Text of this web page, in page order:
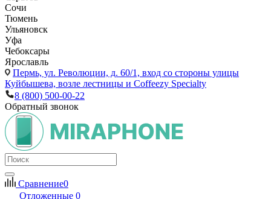
Сочи
Тюмень
Ульяновск
Уфа
Чебоксары
Ярославль
Пермь, ул. Революции, д. 60/1, вход со стороны улицы
Куйбышева, возле лестницы и Coffeezy Specialty
8 (800) 500-00-22
Обратный звонок
Сравнение0
Отложенные 0